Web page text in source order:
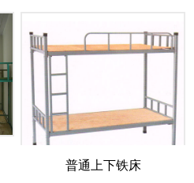
普通上下铁床